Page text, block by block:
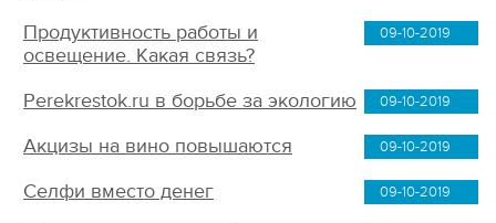
09-10-2019
Продуктивность работы и
освещение. Какая связь?
09-10-2019
Perekrestok.ru в борьбе за экологию
09-10-2019
Акцизы на вино повышаются
09-10-2019
Селфи вместо денег